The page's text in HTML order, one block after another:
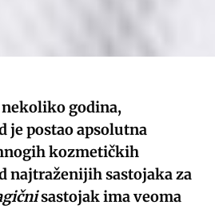
godina,
je postao apsolutna
kozmetičkih
najtraženijih sastojaka za
sastojak ima veoma